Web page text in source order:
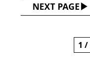
NEXT PAGE
1 /